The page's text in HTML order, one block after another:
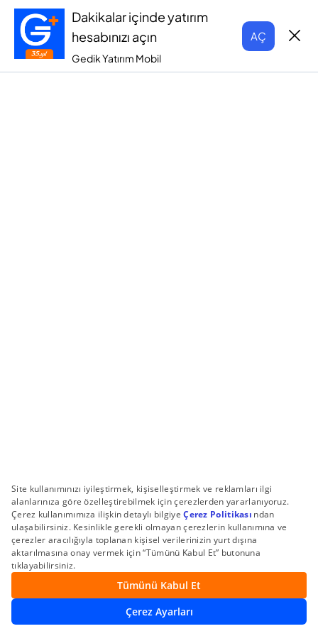
Dakikalar içinde yatırım
hesabınızı açın
Gedik Yatırım Mobil
AÇ